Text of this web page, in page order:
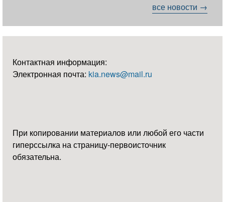
все новости →
Контактная информация:
Электронная почта: kia.news@mail.ru
При копировании материалов или любой его части
гиперссылка на страницу-первоисточник
обязательна.